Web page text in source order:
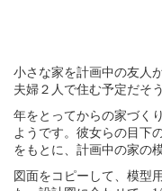
小さな家を計画中の友人
夫婦２人で住む予定だそ
年をとってからの家づく
ようです。彼女らの目下
をもとに、計画中の家の
図面をコピーして、模型